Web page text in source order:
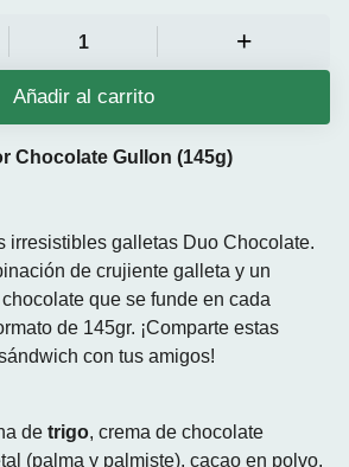
Añadir al carrito
Chocolate Gullon (145g)
irresistibles galletas Duo Chocolate.
de crujiente galleta y un
que se funde en cada
de 145gr. ¡Comparte estas
con tus amigos!
de trigo, crema de chocolate
(palma y palmiste), cacao en polvo,